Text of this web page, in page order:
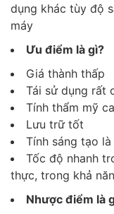
dụng khác tùy độ
máy
Ưu điểm là gì?
Giá thành thấp
Tái sử dụng rất
Tính thẩm mỹ
Lưu trữ tốt
Tính sáng tạo
Tốc độ nhanh
thực, trong khả
Nhược điểm là